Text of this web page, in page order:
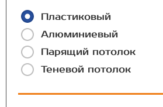
Пластиковый
Алюминиевый
Парящий потолок
Теневой потолок